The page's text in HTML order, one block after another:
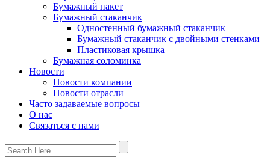
Бумажный пакет
Бумажный стаканчик
Одностенный бумажный стаканчик
Бумажный стаканчик с двойными стенками
Пластиковая крышка
Бумажная соломинка
Новости
Новости компании
Новости отрасли
Часто задаваемые вопросы
О нас
Связаться с нами